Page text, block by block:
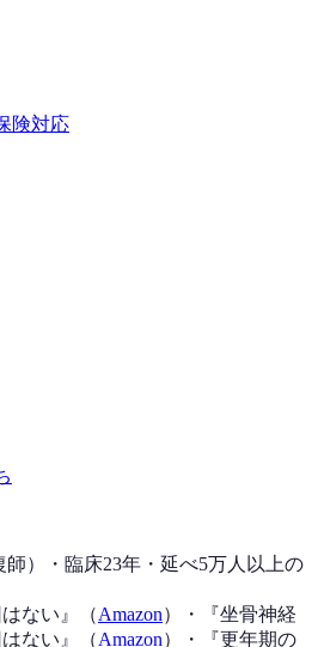
険対応
）・臨床23年・延べ5万人以上の
ない 』（Amazon） ・『坐骨神経
ない 』（Amazon） ・『更年期の